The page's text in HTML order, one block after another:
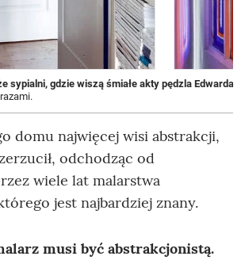
sypialni, gdzie wiszą śmiałe akty pędzla Edwarda
domu najwięcej wisi abstrakcji,
odchodząc od
wiele lat malarstwa
jest najbardziej znany.
musi być abstrakcjonistą.